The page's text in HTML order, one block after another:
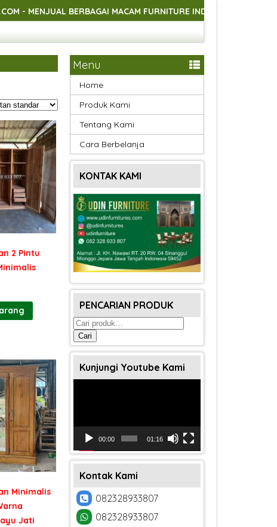
BERBAGAI MACAM FURNITURE INDOOR DAN OUTDOOR ASLI
BERBAGAI MACAM FURNITURE INDOOR DAN OUTDOOR ASLI
BERBAGAI MACAM FURNITURE INDOOR DAN OUTDOOR ASLI
2 Pintu
Minimalis
Jati
Menu
Home
Produk Kami
Tentang Kami
Cara Berbelanja
KONTAK KAMI
PENCARIAN PRODUK
Pencarian
untuk:
Cari
Kunjungi Youtube Kami
00:00 01:16
Kontak Kami
082328933807
082328933807